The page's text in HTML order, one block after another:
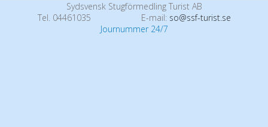
Sydsvensk Stugförmedling Turist AB
Tel. 04461035
E-mail: so@ssf-turist.se
Journummer 24/7